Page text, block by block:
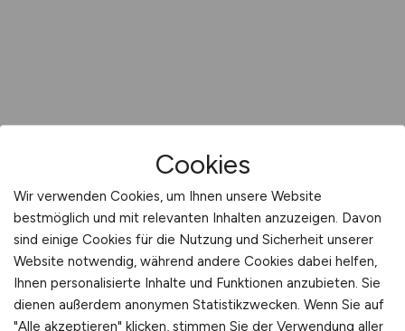
Cookies
Wir verwenden Cookies, um Ihnen unsere Website
bestmöglich und mit relevanten Inhalten anzuzeigen. Davon
sind einige Cookies für die Nutzung und Sicherheit unserer
Website notwendig, während andere Cookies dabei helfen,
Ihnen personalisierte Inhalte und Funktionen anzubieten. Sie
dienen außerdem anonymen Statistikzwecken. Wenn Sie auf
"Alle akzeptieren" klicken, stimmen Sie der Verwendung aller